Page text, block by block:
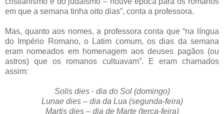
em que a semana tinha oito dias”, conta a professora.
Mas, quanto aos nomes, a professora conta que “na língua
do Império Romano, o Latim comum, os dias da semana
eram nomeados em homenagem aos deuses pagãos (ou
astros) que os romanos cultuavam”. E eram chamados
assim:
Solis dies - dia do Sol (domingo)
Lunae dies – dia da Lua (segunda-feira)
Martis dies – dia de Marte (terça-feira)